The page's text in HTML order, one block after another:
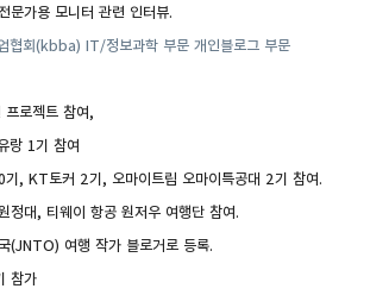
문가용 모니터 관련 인터뷰.
협회(kbba) IT/정보과학 부문 개인블로그 부문
로젝트 참여,
랑 1기 참여
기, KT토커 2기, 오마이트립 오마이특공대 2기 참여.
대, 티웨이 항공 원저우 여행단 참여.
(JNTO) 여행 작가 블로거로 등록.
참가